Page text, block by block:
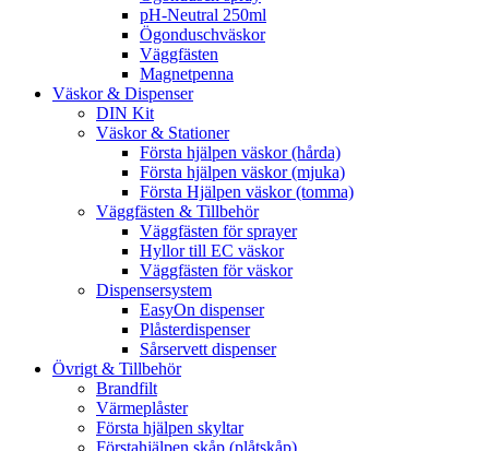
pH-Neutral 250ml
Ögonduschväskor
Väggfästen
Magnetpenna
Väskor & Dispenser
DIN Kit
Väskor & Stationer
Första hjälpen väskor (hårda)
Första hjälpen väskor (mjuka)
Första Hjälpen väskor (tomma)
Väggfästen & Tillbehör
Väggfästen för sprayer
Hyllor till EC väskor
Väggfästen för väskor
Dispensersystem
EasyOn dispenser
Plåsterdispenser
Sårservett dispenser
Övrigt & Tillbehör
Brandfilt
Värmeplåster
Första hjälpen skyltar
Förstahjälpen skåp (plåtskåp)